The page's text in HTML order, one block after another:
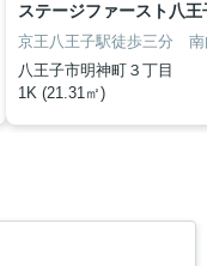
ステージファースト八
八王子市明神町３丁目
1K (21.31㎡)